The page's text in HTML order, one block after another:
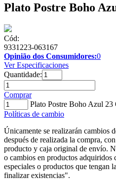
Plato Postre Boho
Cód:
9331223-063167
Opinião dos Consumidores:0
Ver Especificaciones
Quantidade:
Comprar
Plato Postre Boho Azul 23
Políticas de cambio
Únicamente se realizarán cambios
después de realizada la compra,
producto y caja original de envío.
o cambios en productos adquiridos
especiales o productos que tengan
finalizar existencias".